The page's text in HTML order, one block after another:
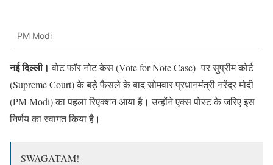
PM Modi
नई दिल्ली। वोट फॉर नोट केस (Vote for Note Case) पर सुप्रीम कोर्ट
(Supreme Court) के बड़े फैसले के बाद सोमवार प्रधानमंत्री नरेंद्र मोदी
(PM Modi) का पहला रिएक्शन आया है। उन्होंने एक्स पोस्ट के जरिए इस
निर्णय का स्वागत किया है।
SWAGATAM!